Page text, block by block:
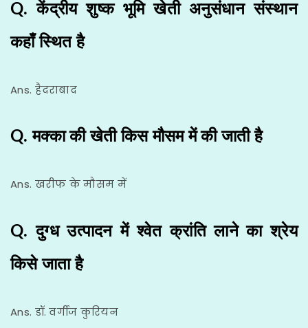
Q. केंद्रीय शुष्क भूमि खेती अनुसंधान संस्थान
कहाँ स्थित है
Ans. हैदराबाद
Q. मक्का की खेती किस मौसम में की जाती है
Ans. खरीफ के मौसम में
Q. दुग्ध उत्पादन में श्वेत क्रांति लाने का श्रेय
किसे जाता है
Ans. डॉ. वर्गीज कुरियन